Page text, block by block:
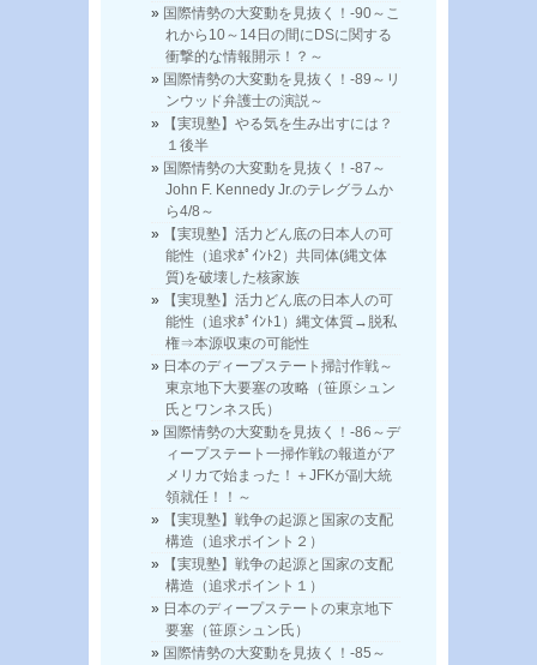
国際情勢の大変動を見抜く！-90～こ
れから10～14日の間にDSに関する
衝撃的な情報開示！？～
国際情勢の大変動を見抜く！-89～リ
ンウッド弁護士の演説～
【実現塾】やる気を生み出すには？
１後半
国際情勢の大変動を見抜く！-87～
John F. Kennedy Jr.のテレグラムか
ら4/8～
【実現塾】活力どん底の日本人の可
能性（追求ﾎﾟｲﾝﾄ2）共同体(縄文体
質)を破壊した核家族
【実現塾】活力どん底の日本人の可
能性（追求ﾎﾟｲﾝﾄ1）縄文体質→脱私
権⇒本源収束の可能性
日本のディープステート掃討作戦～
東京地下大要塞の攻略（笹原シュン
氏とワンネス氏）
国際情勢の大変動を見抜く！-86～デ
ィープステート一掃作戦の報道がア
メリカで始まった！＋JFKが副大統
領就任！！～
【実現塾】戦争の起源と国家の支配
構造（追求ポイント２）
【実現塾】戦争の起源と国家の支配
構造（追求ポイント１）
日本のディープステートの東京地下
要塞（笹原シュン氏）
国際情勢の大変動を見抜く！-85～